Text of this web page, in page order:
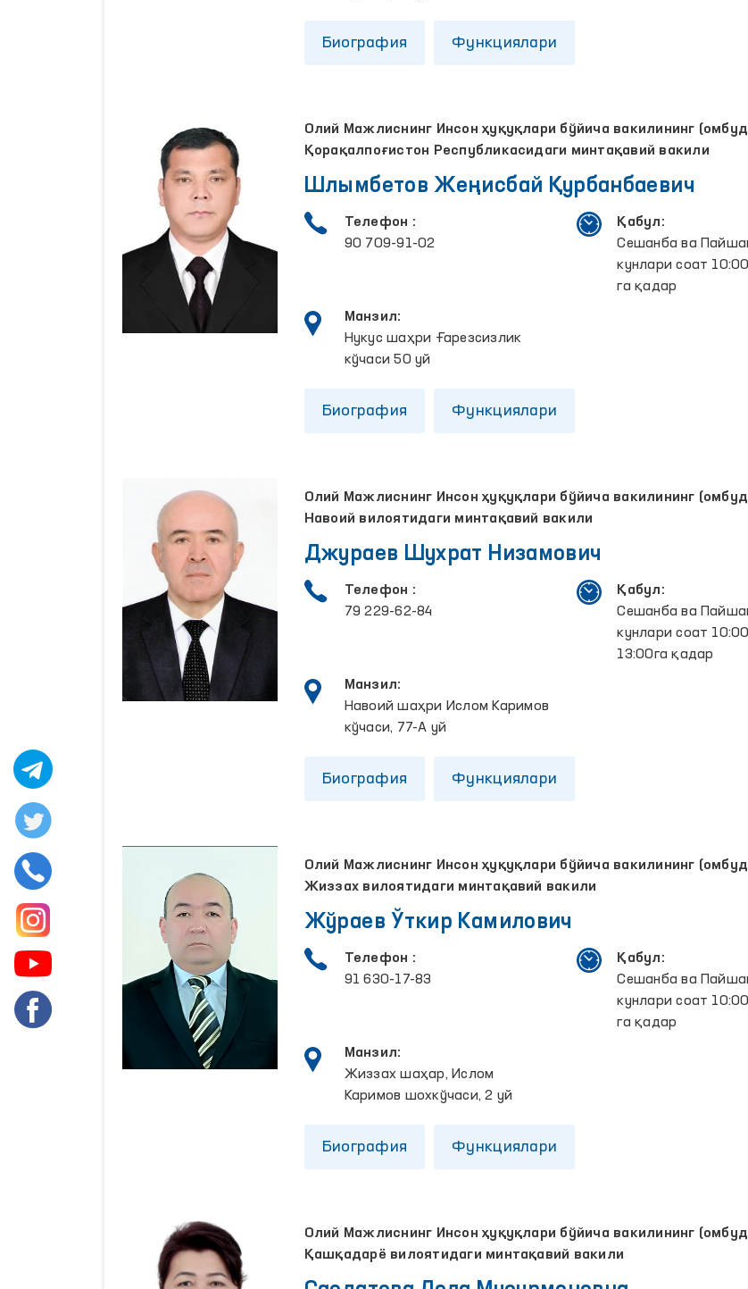
Биография Функциялари
Олий Мажлиснинг Инсон ҳуқуқлари бўйича вакилининг
Қорақалпоғистон Республикасидаги минтақавий вакили
Шлымбетов Жеңисбай Қурбанбаевич
Телефон :
90 709-91-02
Қабул:
Сешанба ва
кунлари соат
га қадар
Манзил:
Нукус шаҳри Ғарезсизлик
кўчаси 50 уй
Биография Функциялари
Олий Мажлиснинг Инсон ҳуқуқлари бўйича вакилининг
Навоий вилоятидаги минтақавий вакили
Джураев Шухрат Низамович
Телефон :
79 229-62-84
Қабул:
Сешанба ва
кунлари соат
13:00га қадар
Манзил:
Навоий шаҳри Ислом Каримов
кўчаси, 77-А уй
Биография Функциялари
Олий Мажлиснинг Инсон ҳуқуқлари бўйича вакилининг
Жиззах вилоятидаги минтақавий вакили
Жўраев Ўткир Камилович
Телефон :
91 630-17-83
Қабул:
Сешанба ва
кунлари соат
га қадар
Манзил:
Жиззах шаҳар, Ислом
Каримов шохкўчаси, 2 уй
Биография Функциялари
Олий Мажлиснинг Инсон ҳуқуқлари бўйича вакилининг
Қашқадарё вилоятидаги минтақавий вакили